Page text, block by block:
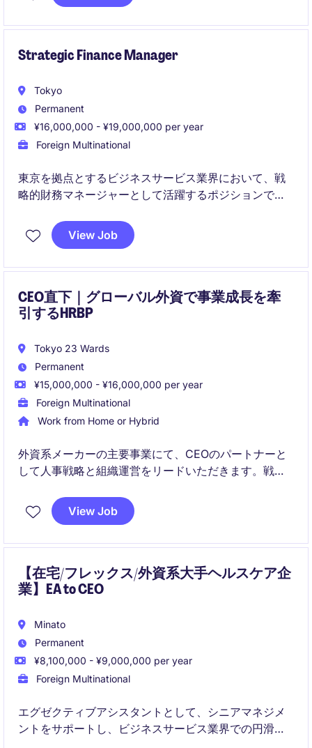
意思決定と実行を支援します。
Strategic Finance Manager
Tokyo
Permanent
¥16,000,000 - ¥19,000,000 per year
Foreign Multinational
東京を拠点とするビジネスサービス業界において、戦
略的財務マネージャーとして活躍するポジションで
と成功を支える重要な役割を担います。
View Job
CEO直下｜グローバル外資で事業成長を牽
引するHRBP
Tokyo 23 Wards
Permanent
¥15,000,000 - ¥16,000,000 per year
Foreign Multinational
Work from Home or Hybrid
外資系メーカーの主要事業にて、CEOのパートナーと
して人事戦略と組織運営をリードいただきます。戦略
メント向上の両立を推進するポジションです。
View Job
【在宅/フレックス/外資系大手ヘルスケア企
業】EA to CEO
Minato
Permanent
¥8,100,000 - ¥9,000,000 per year
Foreign Multinational
エグゼクティブアシスタントとして、シニアマネジメ
ントをサポートし、ビジネスサービス業界での円滑な